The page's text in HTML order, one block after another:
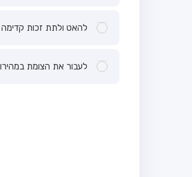
להאט ולתת זכות קדימה
לעבור את הצומת